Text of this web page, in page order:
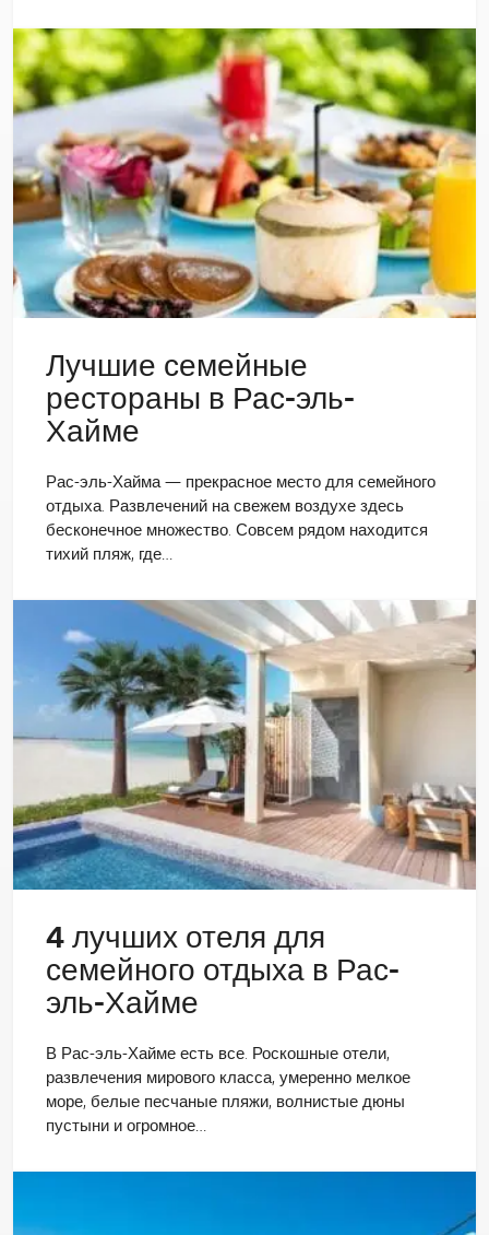
Лучшие семейные
рестораны в Рас-эль-
Хайме
Рас-эль-Хайма — прекрасное место для семейного
отдыха. Развлечений на свежем воздухе здесь
бесконечное множество. Совсем рядом находится
тихий пляж, где…
4 лучших отеля для
семейного отдыха в Рас-
эль-Хайме
В Рас-эль-Хайме есть все. Роскошные отели,
развлечения мирового класса, умеренно мелкое
море, белые песчаные пляжи, волнистые дюны
пустыни и огромное…